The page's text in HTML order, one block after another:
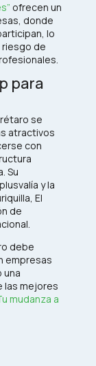
ofrecen un
donde
lo
riesgo de
para
se
atractivos
con
Su
y la
El
de
debe
empresas
una
las mejores
mudanza a